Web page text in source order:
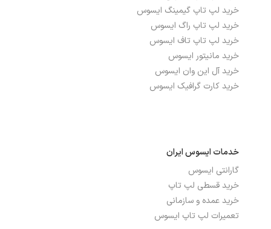
شدت روشنایی
صفحه نمایش لمسی خیر
صفحه نمایش مات بله
درگاه‌ها، ارتباطات و شبکه
بلوتوث
خرید لپ تاپ گیمینگ ایسوس
خرید لپ تاپ راگ ایسوس
خرید لپ تاپ تاف ایسوس
خرید مانیتور ایسوس
خرید آل این وان ایسوس
خرید کارت گرافیک ایسوس
خدمات ایسوس ایران
گارانتی ایسوس
خرید قسطی لپ تاپ
خرید عمده و سازمانی
تعمیرات لپ تاپ ایسوس